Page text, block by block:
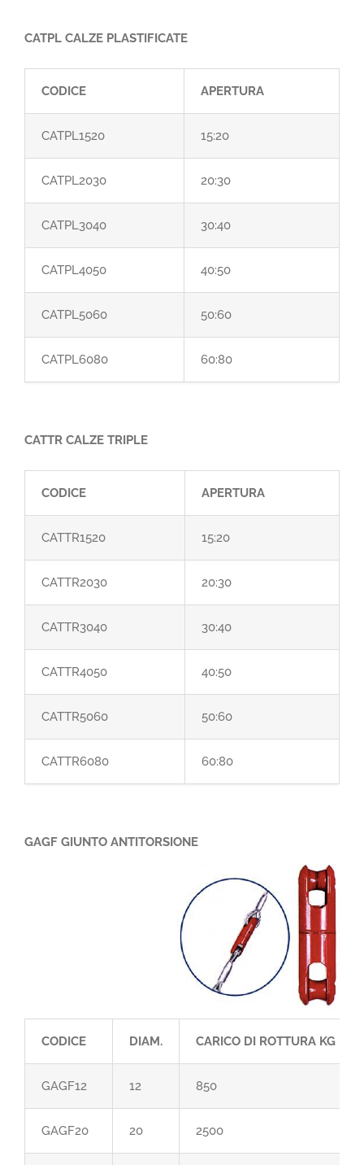
CATPL CALZE PLASTIFICATE
CODICE APERTURA
CATPL1520 15:20
CATPL2030 20:30
CATPL3040 30:40
CATPL4050 40:50
CATPL5060 50:60
CATPL6080 60:80
CATTR CALZE TRIPLE
CODICE APERTURA
CATTR1520 15:20
CATTR2030 20:30
CATTR3040 30:40
CATTR4050 40:50
CATTR5060 50:60
CATTR6080 60:80
GAGF GIUNTO ANTITORSIONE
CODICE DIAM. CARICO DI ROTTURA KG
GAGF12 12 850
GAGF20 20 2500